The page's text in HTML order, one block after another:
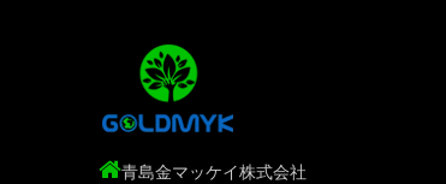
青島金マッケイ株式会社